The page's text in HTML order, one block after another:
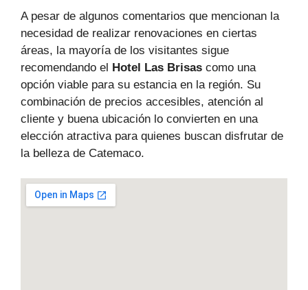
A pesar de algunos comentarios que mencionan la
necesidad de realizar renovaciones en ciertas
áreas, la mayoría de los visitantes sigue
recomendando el Hotel Las Brisas como una
opción viable para su estancia en la región. Su
combinación de precios accesibles, atención al
cliente y buena ubicación lo convierten en una
elección atractiva para quienes buscan disfrutar de
la belleza de Catemaco.